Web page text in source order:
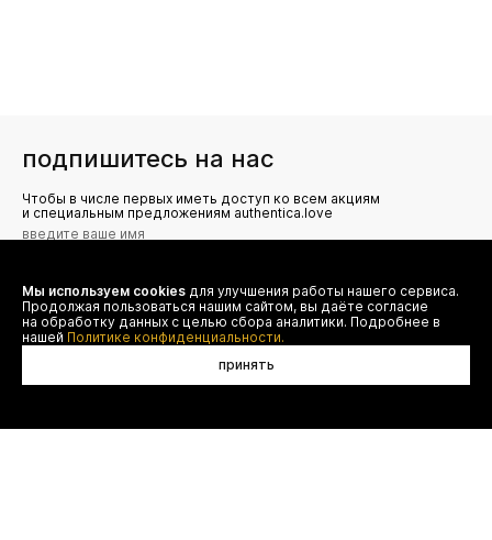
подпишитесь на нас
Чтобы в числе первых иметь доступ ко всем акциям
и специальным предложениям authentica.love
Я даю согласие на сбор, обработку и хранение моих
персональных данных (имя, email, телефон) для получения
рекламных и информационных рассылок от ООО 'БТ
Юнайтед', а также ознакомлен(а) с
Политикой конфиденциальности
Мы используем cookies для улучшения работы нашего сервиса.
Продолжая пользоваться нашим сайтом, вы даёте согласие
на обработку данных с целью сбора аналитики. Подробнее в
нашей Политике конфиденциальности.
принять